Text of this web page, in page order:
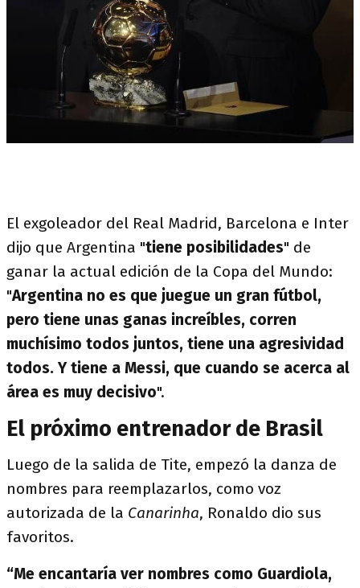
El exgoleador del Real Madrid, Barcelona e Inter
dijo que Argentina "tiene posibilidades" de
ganar la actual edición de la Copa del Mundo:
"Argentina no es que juegue un gran fútbol,
pero tiene unas ganas increíbles, corren
muchísimo todos juntos, tiene una agresividad
todos. Y tiene a Messi, que cuando se acerca al
área es muy decisivo".
El próximo entrenador de Brasil
Luego de la salida de Tite, empezó la danza de
nombres para reemplazarlos, como voz
autorizada de la Canarinha, Ronaldo dio sus
favoritos.
“Me encantaría ver nombres como Guardiola,